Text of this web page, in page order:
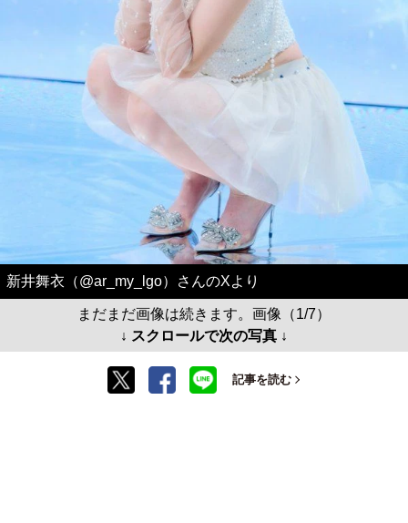
新井舞衣（@ar_my_lgo）さんのXより
まだまだ画像は続きます。画像（1/7）
↓ スクロールで次の写真 ↓
記事を読む